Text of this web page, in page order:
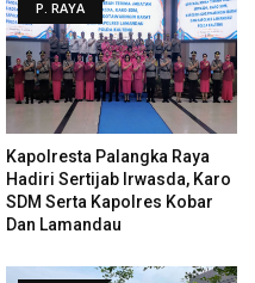
P. RAYA
Kapolresta Palangka Raya
Hadiri Sertijab Irwasda, Karo
SDM Serta Kapolres Kobar
Dan Lamandau